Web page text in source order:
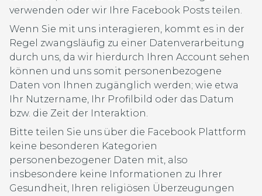
verwenden oder wir Ihre Facebook Posts teilen.
Wenn Sie mit uns interagieren, kommt es in der
Regel zwangsläufig zu einer Datenverarbeitung
durch uns, da wir hierdurch Ihren Account sehen
können und uns somit personenbezogene
Daten von Ihnen zugänglich werden; wie etwa
Ihr Nutzername, Ihr Profilbild oder das Datum
bzw. die Zeit der Interaktion.
Bitte teilen Sie uns über die Facebook Plattform
keine besonderen Kategorien
personenbezogener Daten mit, also
insbesondere keine Informationen zu Ihrer
Gesundheit, Ihren religiösen Überzeugungen